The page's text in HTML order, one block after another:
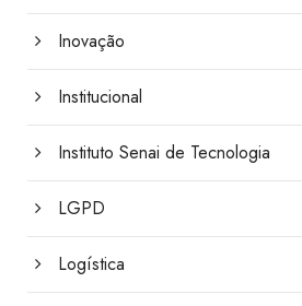
Inovação
Institucional
Instituto Senai de Tecnologia
LGPD
Logística